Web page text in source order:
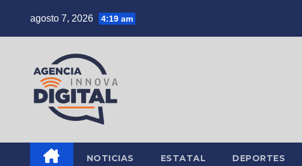
agosto 7, 2026 4:19 am
NOTICIAS ESTATAL DEPORTES